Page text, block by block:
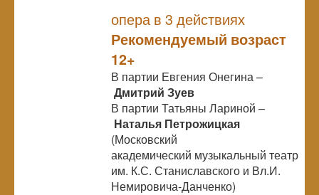
опера в 3 действиях
Рекомендуемый возраст
12+
В партии Евгения Онегина –
Дмитрий Зуев
В партии Татьяны Лариной –
Наталья Петрожицкая
(Московский
академический музыкальный театр
им. К.С. Станиславского и Вл.И.
Немировича-Данченко)